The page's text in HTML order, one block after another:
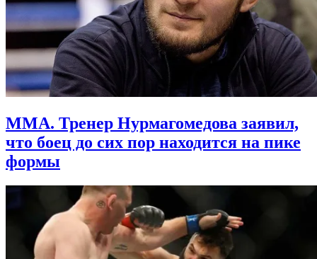
MMA. Тренер Нурмагомедова заявил,
что боец до сих пор находится на пике
формы